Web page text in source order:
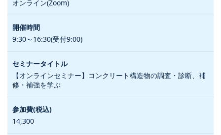
オンライン(Zoom)
9:30～16:30(受付9:00)
【オンラインセミナー】コンクリート構造物の調査・診断、補
修・補強を学ぶ
14,300